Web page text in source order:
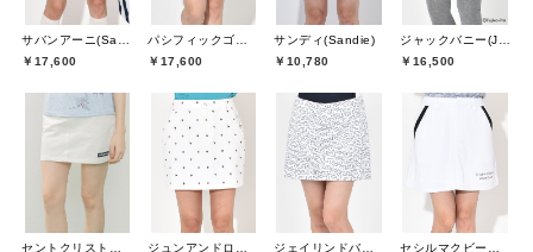
￥17,600
￥17,600
サンディ(Sandie)
￥10,780
￥16,500